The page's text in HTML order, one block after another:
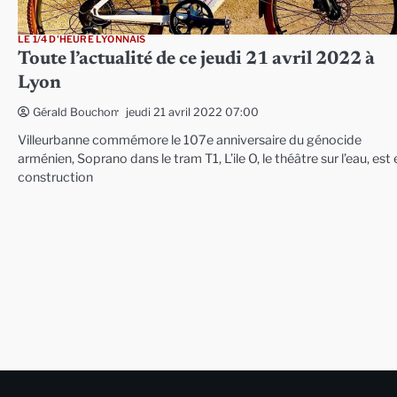
LE 1/4 D'HEURE LYONNAIS
Toute l’actualité de ce jeudi 21 avril 2022 à
Lyon
Gérald Bouchon jeudi 21 avril 2022 07:00
Villeurbanne commémore le 107e anniversaire du génocide
arménien, Soprano dans le tram T1, L’ile O, le théâtre sur l’eau, est
construction